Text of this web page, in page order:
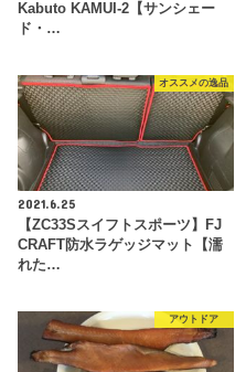
Kabuto KAMUI-2【サンシェー
ド・…
オススメの逸品
2021.6.25
【ZC33Sスイフトスポーツ】FJ
CRAFT防水ラゲッジマット【濡
れた…
アウトドア